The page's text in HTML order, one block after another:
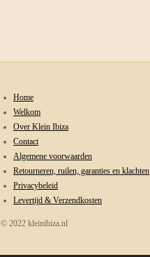
Home
Welkom
Over Klein Ibiza
Contact
Algemene voorwaarden
Retourneren, ruilen, garanties en klachten
Privacybeleid
Levertijd & Verzendkosten
© 2022 kleinibiza.nl